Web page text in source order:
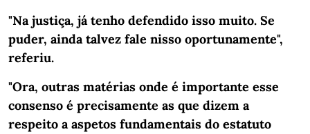
"Na justiça, já tenho defendido isso muito. Se
puder, ainda talvez fale nisso oportunamente",
referiu.
"Ora, outras matérias onde é importante esse
consenso é precisamente as que dizem a
respeito a aspetos fundamentais do estatuto